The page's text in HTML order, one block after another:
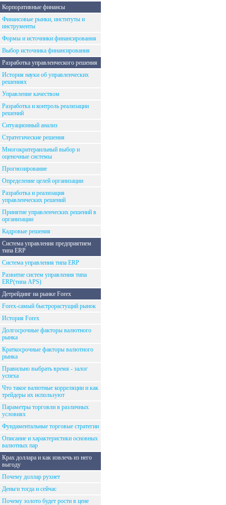
Корпоративные финансы
Финансовые рынки, институты и
инструменты
Формы и источники финансирования
Выбор источника финансирования
Разработка управленческого решения
История науки об управленческих
решениях
Управление качеством
Разработка и контроль реализации
решений
Ситуационный анализ
Стратегические решения
Многокритераильный выбор и
оценочные системы
Прогнозирование
Определение целей организации
Разработка и реализация
управленческих решений
Принятие управленческих решений в
организации
Кадровые решения
Система управления предприятием
типа ERP
Система управления типа ERP
Развитие систем управления типа
ERP(типа APS)
Детрейдинг на рынке Forex
Forex-самый быстрорастущий рынок
История Forex
Долгосрочные факторы валютного
рынка
Краткосрочные факторы валютного
рынка
Правильно выбрать время - залог
успеха
Что такое валютные корреляции и как
трейдеры их используют
Параметры торговли в различных
условиях
Фундаментальные торговые стратегии
Описание и характеристики основных
валютных пар
Крах доллара и как извлечь из него
выгоду
Почему доллар рухнет
Деньги тогда и сейчас
Почему золото будет рости в цене